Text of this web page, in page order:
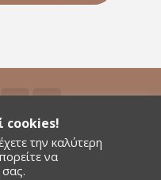
reserved - Αρ.
cookies!
την καλύτερη
να